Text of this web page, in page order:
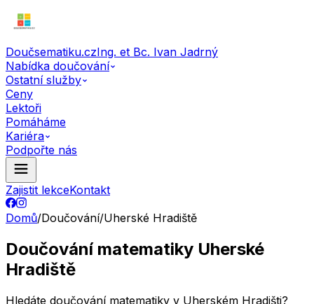
Doučsematiku.czIng. et Bc. Ivan Jadrný
Nabídka doučování
Ostatní služby
Ceny
Lektoři
Pomáháme
Kariéra
Podpořte nás
Zajistit lekceKontakt
Domů/Doučování/Uherské Hradiště
Doučování matematiky Uherské
Hradiště
Hledáte doučování matematiky v Uherském Hradišti?